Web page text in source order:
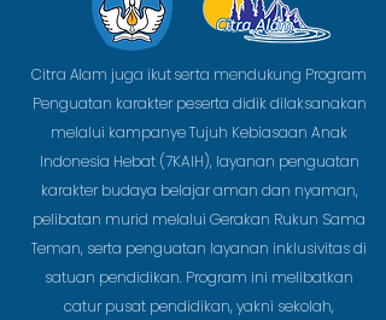
Citra Alam juga ikut serta mendukung Program
Penguatan karakter peserta didik dilaksanakan
melalui kampanye Tujuh Kebiasaan Anak
Indonesia Hebat (7KAIH), layanan penguatan
karakter budaya belajar aman dan nyaman,
pelibatan murid melalui Gerakan Rukun Sama
Teman, serta penguatan layanan inklusivitas di
satuan pendidikan. Program ini melibatkan
catur pusat pendidikan, yakni sekolah,